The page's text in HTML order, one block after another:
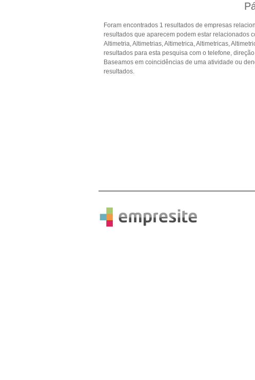
Foram encontrados 1 resultados de empresas
resultados que aparecem podem estar relacionados
Altimetria, Altimetrias, Altimetrica, Altimetricas,
resultados para esta pesquisa com o telefone,
Baseamos em coincidências de uma atividade ou
resultados.